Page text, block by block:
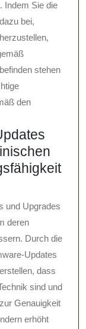
Indem Sie die
bei,
stehen
den
und Upgrades
deren
Durch die
Updates
dass
sind und
Genauigkeit
erhöht